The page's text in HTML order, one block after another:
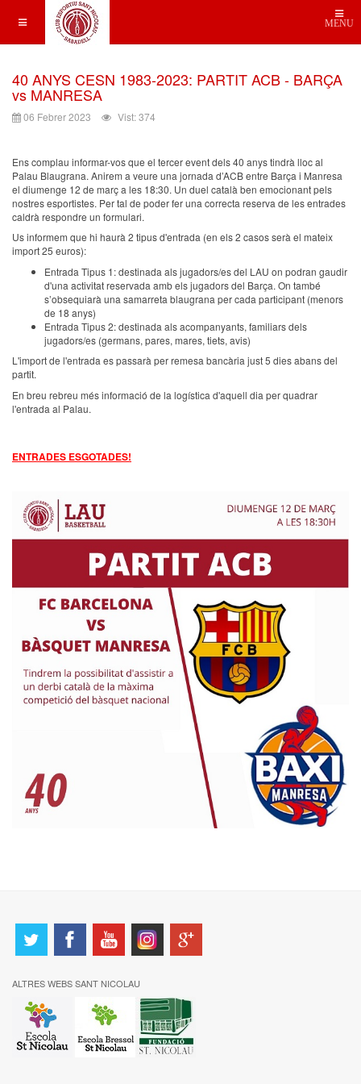
MENU
40 ANYS CESN 1983-2023: PARTIT ACB - BARÇA
vs MANRESA
06 Febrer 2023 Vist: 374
Ens complau informar-vos que el tercer event dels 40 anys tindrà lloc al
Palau Blaugrana. Anirem a veure una jornada d’ACB entre Barça i Manresa
el diumenge 12 de març a les 18:30. Un duel català ben emocionant pels
nostres esportistes. Per tal de poder fer una correcta reserva de les entrades
caldrà respondre un formulari.
Us informem que hi haurà 2 tipus d'entrada (en els 2 casos serà el mateix
import 25 euros):
Entrada Tipus 1: destinada als jugadors/es del LAU on podran gaudir
d'una activitat reservada amb els jugadors del Barça. On també
s’obsequiarà una samarreta blaugrana per cada participant (menors
de 18 anys)
Entrada Tipus 2: destinada als acompanyants, familiars dels
jugadors/es (germans, pares, mares, tiets, avis)
L'import de l'entrada es passarà per remesa bancària just 5 dies abans del
partit.
En breu rebreu més informació de la logística d'aquell dia per quadrar
l'entrada al Palau.
ENTRADES ESGOTADES!
ALTRES WEBS SANT NICOLAU